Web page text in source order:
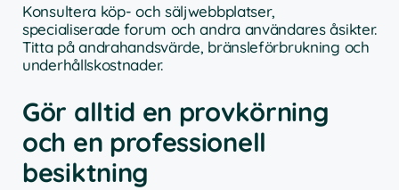
Konsultera köp- och säljwebbplatser,
specialiserade forum och andra användares åsikter.
Titta på andrahandsvärde, bränsleförbrukning och
underhållskostnader.
Gör alltid en provkörning
och en professionell
besiktning